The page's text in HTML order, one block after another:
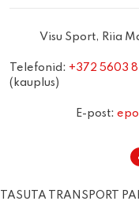
Visu Sport, Riia
Telefonid: +372 5603
(kauplus)
E-post:
TASUTA TRANSPORT